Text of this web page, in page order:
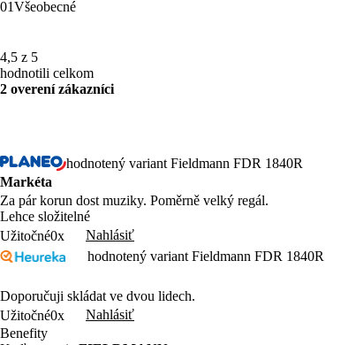
01Všeobecné
4,5 z 5
hodnotili celkom
2 overení zákazníci
hodnotený variant Fieldmann FDR 1840R
Markéta
Za pár korun dost muziky. Poměrně velký regál.
Lehce složitelné
Užitočné0x
Nahlásiť
hodnotený variant Fieldmann FDR 1840R
Doporučuji skládat ve dvou lidech.
Užitočné0x
Nahlásiť
Benefity